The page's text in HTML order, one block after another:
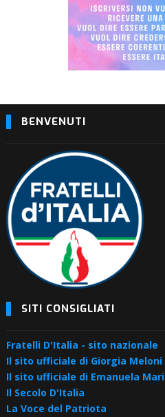
BENVENUTI
SITI CONSIGLIATI
Fratelli D'Italia - sito nazionale
Il sito ufficiale di Giorgia Meloni
Il sito ufficiale di Emanuela Mari
Il Secolo D'Italia
La Voce del Patriota